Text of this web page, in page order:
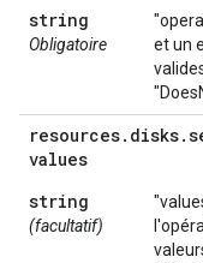
string
Obligatoire
et un
resources. disks.
values
string
(facultatif)